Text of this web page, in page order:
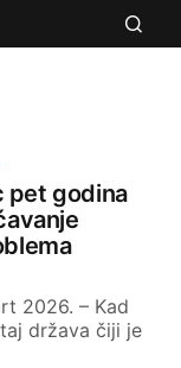
pet godina
2026. – Kad
država čiji je